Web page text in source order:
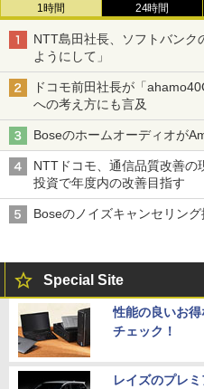
1時間 24時間
NTT島田社長、ソフトバンク
ようにして」
ドコモ前田社長が「
への考え方にも言及
Boseのホームオーディオが
NTTドコモ、通信品質改善
投資で年度内の改善目指す
Boseのノイズキャンセリン
Special Site
性能の良いお
チェック！
レイズのプレ